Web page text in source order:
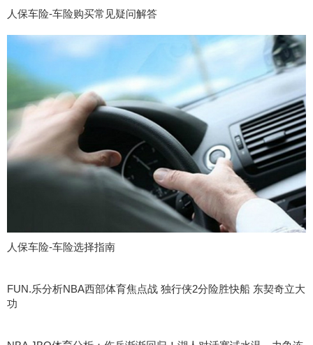
人保车险-车险购买常见疑问解答
人保车险-车险选择指南
FUN.乐分析NBA西部体育焦点战 独行侠2分险胜快船 东契奇立大
功